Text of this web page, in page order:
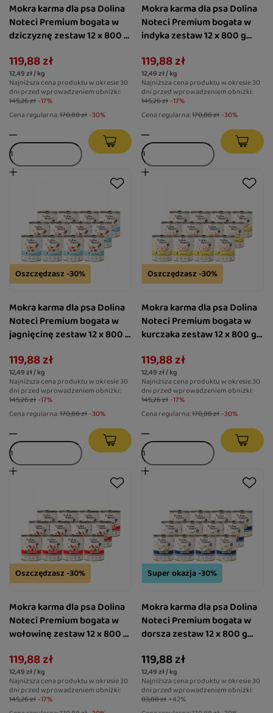
Mokra karma dla psa Dolina
Noteci Premium bogata w
dziczyznę zestaw 12 x 800 g
119,88 zł
12,49 zł / kg
Najniższa cena produktu w okresie 30
dni przed wprowadzeniem obniżki:
145,26 zł -17%
Cena regularna:170,88 zł -30%
Mokra karma dla psa Dolina
Noteci Premium bogata w
indyka zestaw 12 x 800 g
119,88 zł
12,49 zł / kg
Najniższa cena produktu w okresie 30
dni przed wprowadzeniem obniżki:
145,26 zł -17%
Cena regularna:170,88 zł -30%
Oszczędzasz -30%
Mokra karma dla psa Dolina
Noteci Premium bogata w
jagnięcinę zestaw 12 x 800 g
119,88 zł
12,49 zł / kg
Najniższa cena produktu w okresie 30
dni przed wprowadzeniem obniżki:
145,26 zł -17%
Cena regularna:170,88 zł -30%
Oszczędzasz -30%
Mokra karma dla psa Dolina
Noteci Premium bogata w
kurczaka zestaw 12 x 800 g
119,88 zł
12,49 zł / kg
Najniższa cena produktu w okresie 30
dni przed wprowadzeniem obniżki:
145,26 zł -17%
Cena regularna:170,88 zł -30%
Oszczędzasz -30%
Mokra karma dla psa Dolina
Noteci Premium bogata w
wołowinę zestaw 12 x 800 g
119,88 zł
12,49 zł / kg
Najniższa cena produktu w okresie 30
dni przed wprowadzeniem obniżki:
145,26 zł -17%
Super okazja -30%
Mokra karma dla psa Dolina
Noteci Premium bogata w
dorsza zestaw 12 x 800 g
119,88 zł
12,49 zł / kg
Najniższa cena produktu w okresie 30
dni przed wprowadzeniem obniżki:
83,88 zł +42%